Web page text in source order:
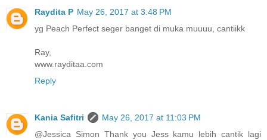
Raydita P May 26, 2017 at 3:48 PM
yg Peach Perfect seger banget di muka muuuu, cantiikk
Ray,
www.rayditaa.com
Reply
Kania Safitri
May 26, 2017 at 11:03 PM
@Jessica Simon Thank you Jess kamu lebih cantik lagi